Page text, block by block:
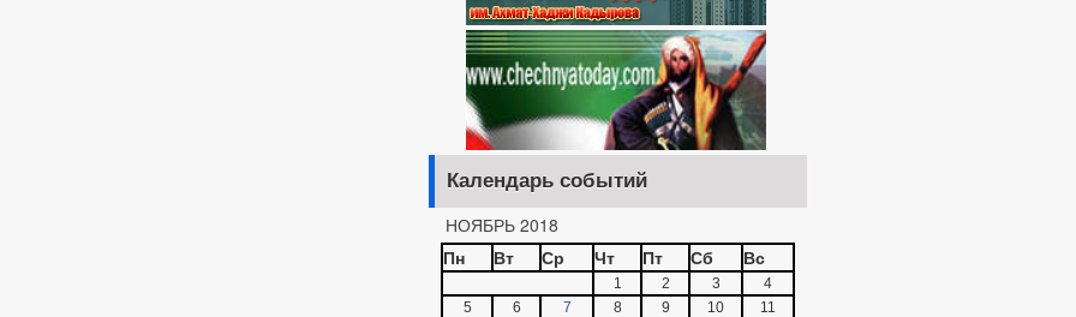
Календарь событий
НОЯБРЬ 2018
Пн
Вт Ср Чт Пт Сб Вс
1 2 3
4
5
6 7 8 9 10
11